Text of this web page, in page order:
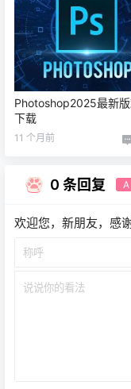
Photoshop2025最新
下载
11 个月前
0 条回复 A
欢迎您，新朋友，感